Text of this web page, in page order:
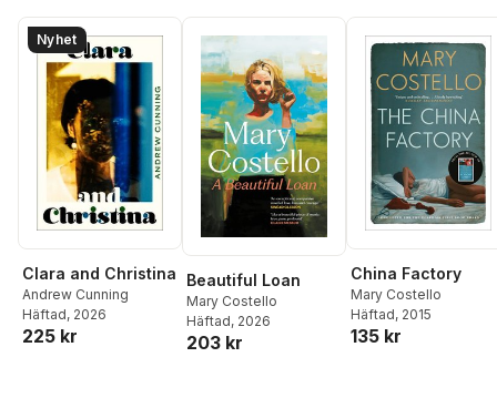
Nyhet
Clara and Christina
Andrew Cunning
Häftad, 2026
225 kr
Beautiful Loan
Mary Costello
Häftad, 2026
203 kr
China Factory
Mary Costello
Häftad, 2015
135 kr